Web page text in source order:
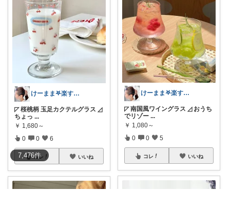
7,476件
けーまま𖤐楽する家づくり☀︎*.｡
◸ 桜桃柄 玉足カクテルグラス ◿
ちょっ ...
￥ 1,680～
0 0 6
コレ いいね
けーまま𖤐楽する家づくり☀︎*.｡
◸ 南国風ワイングラス ◿ おうち
でリゾー ...
￥ 1,080～
0 0 5
コレ いいね